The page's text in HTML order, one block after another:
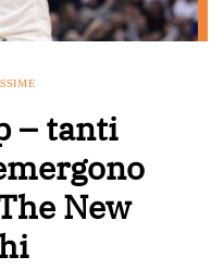
– tanti
New